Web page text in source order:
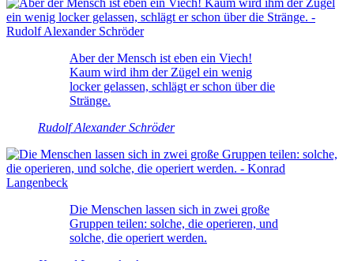
Aber der Mensch ist eben ein Viech!
Kaum wird ihm der Zügel ein wenig
locker gelassen, schlägt er schon über die
Stränge.
Rudolf Alexander Schröder
Die Menschen lassen sich in zwei große
Gruppen teilen: solche, die operieren, und
solche, die operiert werden.